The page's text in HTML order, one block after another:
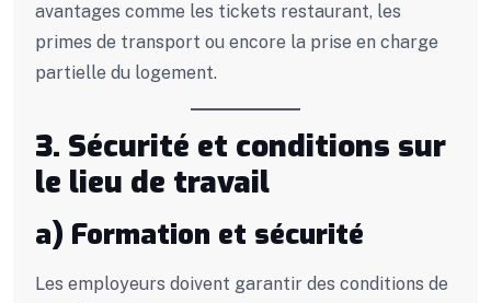
avantages comme les tickets restaurant, les
primes de transport ou encore la prise en charge
partielle du logement.
3. Sécurité et conditions sur
le lieu de travail
a) Formation et sécurité
Les employeurs doivent garantir des conditions de